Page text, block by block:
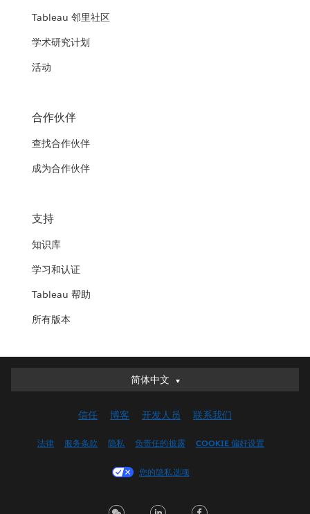
Tableau 邻里社区
学术研究计划
活动
合作伙伴
查找合作伙伴
成为合作伙伴
支持
知识库
学习和认证
Tableau 帮助
所有版本
简体中文
简体中文
English (UK)
Français (Canada)
信任 博客 开发人员 联系我们
法律 服务条款 隐私 负责任的披露 COOKIE 偏好设置
您的隐私选项